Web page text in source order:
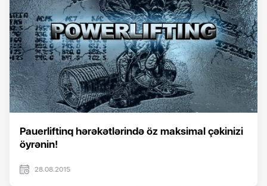
Pauerliftinq hərəkətlərində öz maksimal çəkinizi
öyrənin!
28.08.2015